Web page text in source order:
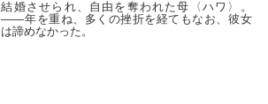
結婚させられ、自由を奪われた母〈ハワ〉。
——年を重ね、多くの挫折を経てもなお、彼女
は諦めなかった。